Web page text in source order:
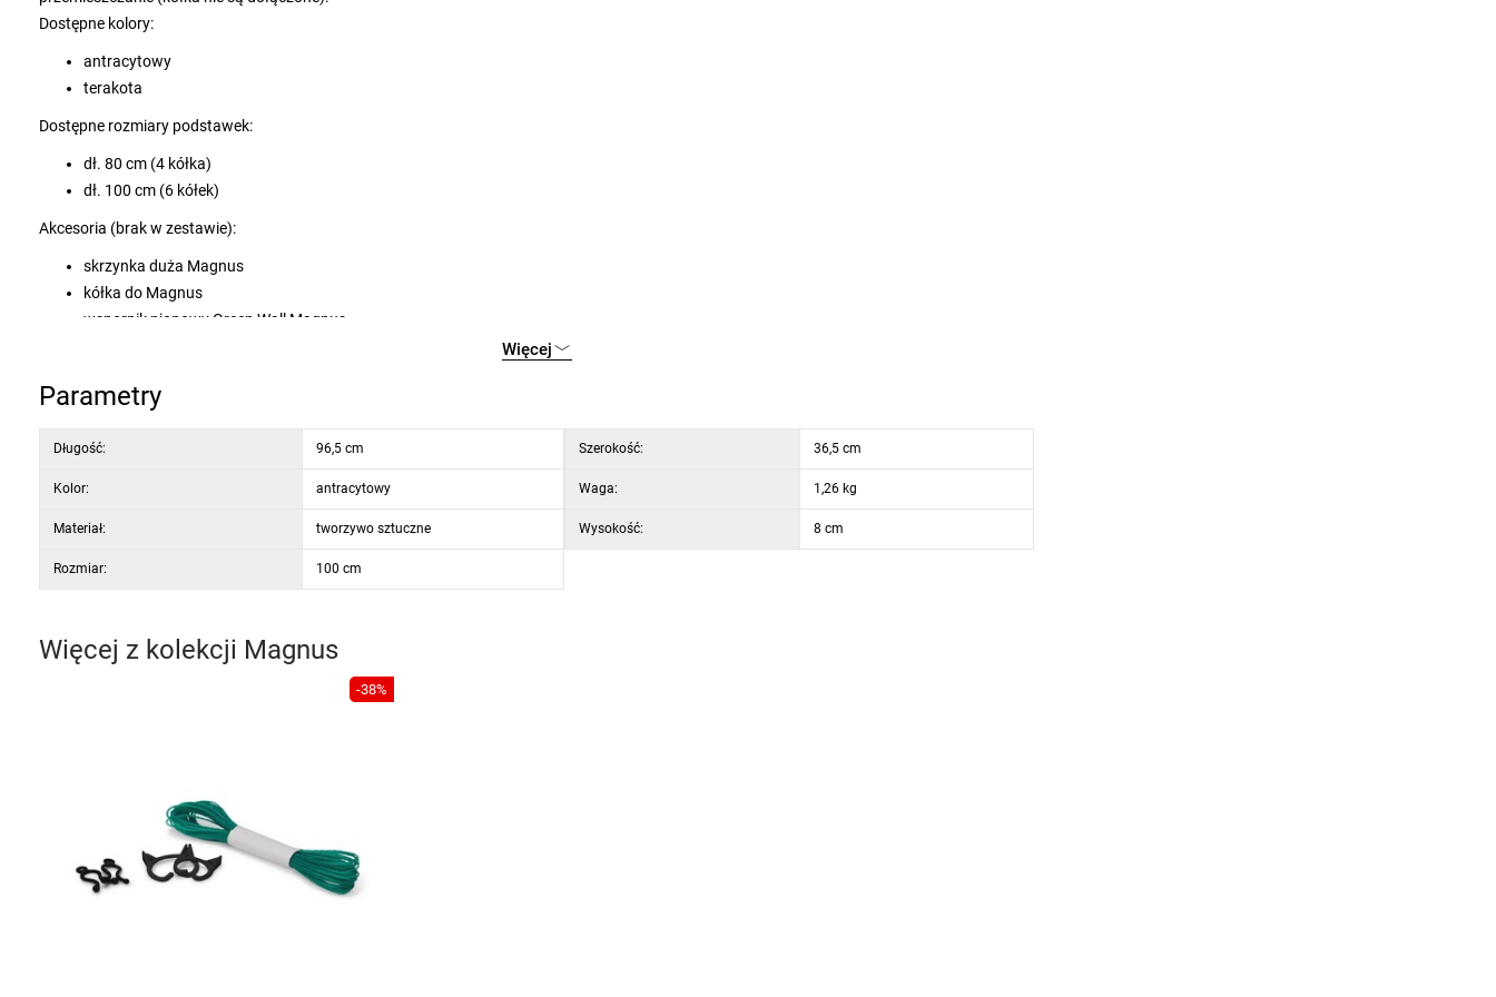
Dostępne kolory:
antracytowy
terakota
Dostępne rozmiary podstawek:
dł. 80 cm (4 kółka)
dł. 100 cm (6 kółek)
Akcesoria (brak w zestawie):
skrzynka duża Magnus
kółka do Magnus
wspornik pionowy Green Wall Magnus
dodatkowe części do wspornika pionowego Green Wall MagnusWięcej
Parametry
Długość: 96,5 cm
Kolor: antracytowy
Materiał: tworzywo sztuczne
Rozmiar: 100 cm
Szerokość: 36,5 cm
Waga: 1,26 kg
Wysokość: 8 cm
Więcej z kolekcji Magnus
-38%